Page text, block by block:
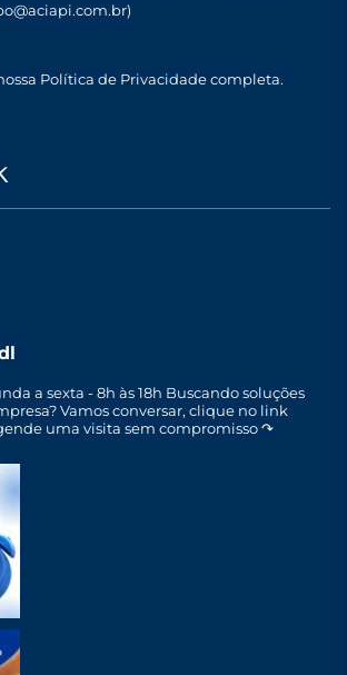
Política de Privacidade completa.
a sexta - 8h às 18h Buscando soluções
Vamos conversar, clique no link
uma visita sem compromisso ↷